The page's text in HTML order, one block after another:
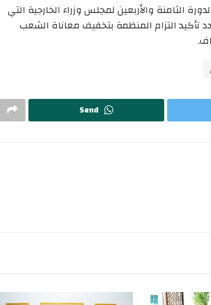
الثامنة والأربعين لمجلس وزراء الخارجية التي
أباد بباكستان في مارس 2022، الذي جدد تأكيد التزام المنظمة بتخفيف معاناة الشعب
Send